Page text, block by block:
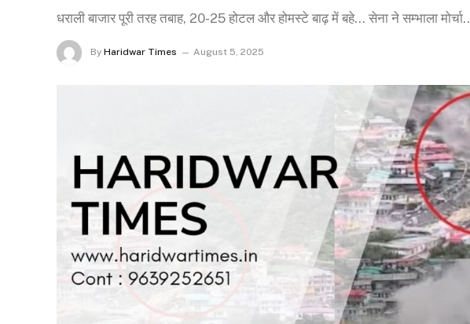
धराली बाजार पूरी तरह तबाह, 20-25 होटल और होमस्टे बाढ़ में बहे… सेना ने सम्भाला मोर्चा..
By Haridwar Times August 5, 2025